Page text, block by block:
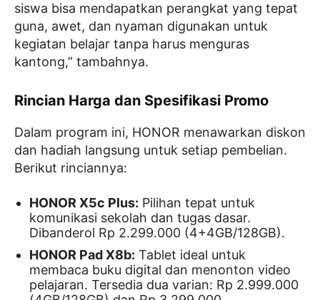
siswa bisa mendapatkan perangkat yang tepat
guna, awet, dan nyaman digunakan untuk
kegiatan belajar tanpa harus menguras
kantong,” tambahnya.
Rincian Harga dan Spesifikasi Promo
Dalam program ini, HONOR menawarkan diskon
dan hadiah langsung untuk setiap pembelian.
Berikut rinciannya:
HONOR X5c Plus: Pilihan tepat untuk
komunikasi sekolah dan tugas dasar.
Dibanderol Rp 2.299.000 (4+4GB/128GB).
HONOR Pad X8b: Tablet ideal untuk
membaca buku digital dan menonton video
pelajaran. Tersedia dua varian: Rp 2.999.000